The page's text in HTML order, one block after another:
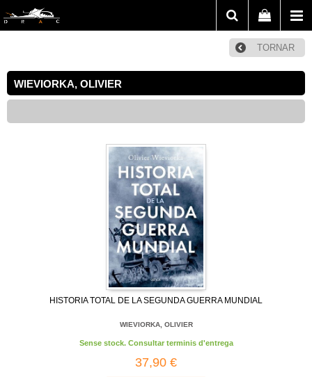
TORNAR
WIEVIORKA, OLIVIER
HISTORIA TOTAL DE LA SEGUNDA GUERRA MUNDIAL
WIEVIORKA, OLIVIER
Sense stock. Consultar terminis d'entrega
37,90 €